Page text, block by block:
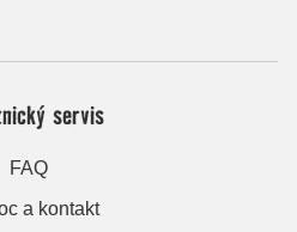
servis
FAQ
a kontakt